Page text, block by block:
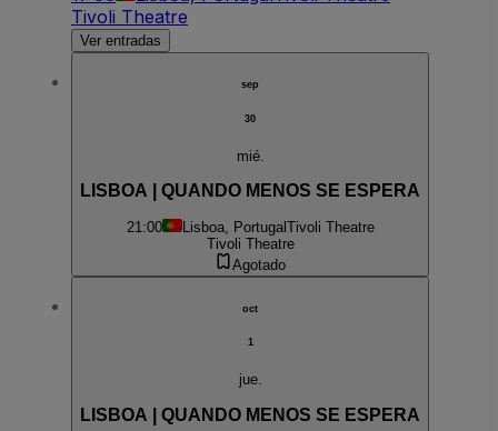
Tivoli Theatre
Ver entradas
sep
30
mié.
LISBOA | QUANDO MENOS SE ESPERA
21:00 Lisboa, PortugalTivoli Theatre
Tivoli Theatre
Agotado
oct
1
jue.
LISBOA | QUANDO MENOS SE ESPERA